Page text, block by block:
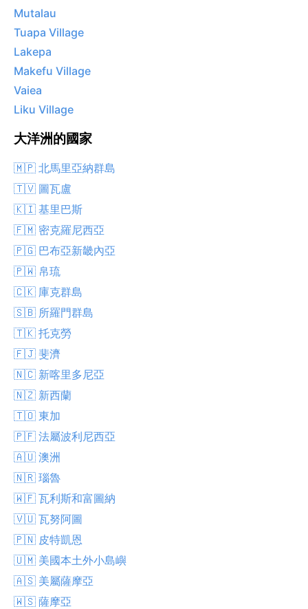
Mutalau
Tuapa Village
Lakepa
Makefu Village
Vaiea
Liku Village
大洋洲的國家
🇲🇵 北馬里亞納群島
🇹🇻 圖瓦盧
🇰🇮 基里巴斯
🇫🇲 密克羅尼西亞
🇵🇬 巴布亞新畿內亞
🇵🇼 帛琉
🇨🇰 庫克群島
🇸🇧 所羅門群島
🇹🇰 托克勞
🇫🇯 斐濟
🇳🇨 新喀里多尼亞
🇳🇿 新西蘭
🇹🇴 東加
🇵🇫 法屬波利尼西亞
🇦🇺 澳洲
🇳🇷 瑙魯
🇼🇫 瓦利斯和富圖納
🇻🇺 瓦努阿圖
🇵🇳 皮特凱恩
🇺🇲 美國本土外小島嶼
🇦🇸 美屬薩摩亞
🇼🇸 薩摩亞